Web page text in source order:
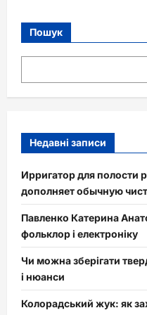
Пошук
Недавні записи
Ирригатор для полости
дополняет обычную
Павленко Катерина
фольклор і електроніку
Чи можна зберігати
і нюанси
Колорадський жук: як